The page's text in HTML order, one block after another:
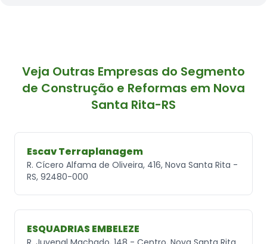
Veja Outras Empresas do Segmento
de Construção e Reformas em Nova
Santa Rita-RS
Escav Terraplanagem
R. Cícero Alfama de Oliveira, 416, Nova Santa Rita -
RS, 92480-000
ESQUADRIAS EMBELEZE